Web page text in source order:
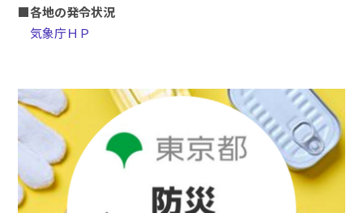
■各地の発令状況
気象庁ＨＰ